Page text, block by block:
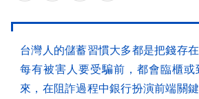
台灣人的儲蓄習慣大多都是把錢存
每有被害人要受騙前，都會臨櫃或
來，在阻詐過程中銀行扮演前端關